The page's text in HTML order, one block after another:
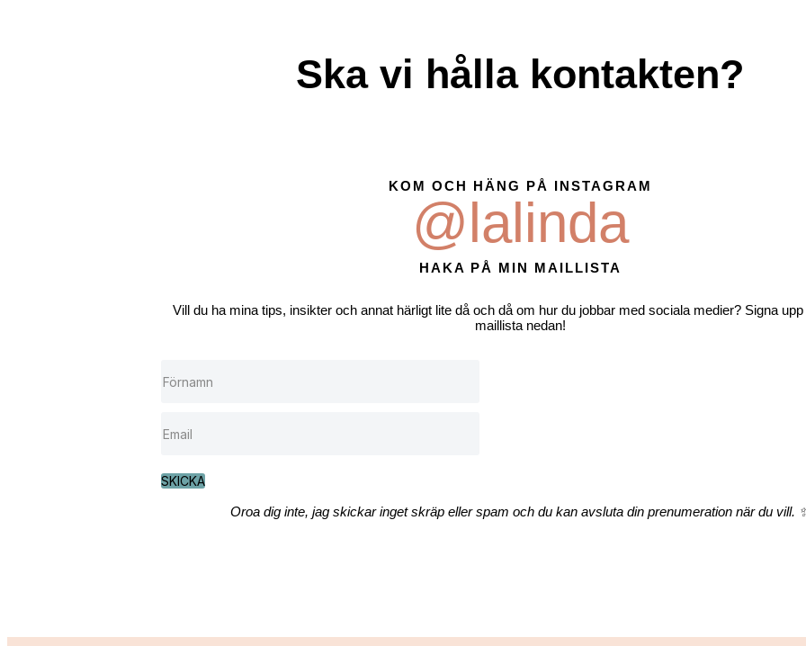
Ska vi hålla kontakten?
KOM OCH HÄNG PÅ INSTAGRAM
@lalinda
HAKA PÅ MIN MAILLISTA
Vill du ha mina tips, insikter och annat härligt lite då och då om hur du jobbar med sociala medier? Signa
maillista nedan!
SKICKA
Oroa dig inte, jag skickar inget skräp eller spam och du kan avsluta din prenumeration när du vill.